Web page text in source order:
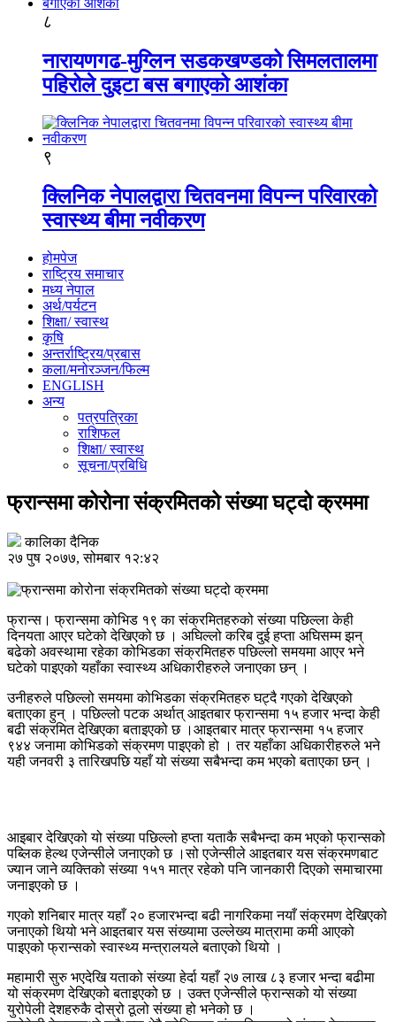
८
नारायणगढ-मुग्लिन सडकखण्डको सिमलतालमा
पहिरोले दुइटा बस बगाएको आशंका
९
क्लिनिक नेपालद्वारा चितवनमा विपन्न परिवारको
स्वास्थ्य बीमा नवीकरण
होमपेज
राष्ट्रिय समाचार
मध्य नेपाल
अर्थ/पर्यटन
शिक्षा/ स्वास्थ
कृषि
अन्तर्राष्ट्रिय/प्रबास
कला/मनोरञ्जन/फिल्म
ENGLISH
अन्य
पत्रपत्रिका
राशिफल
शिक्षा/ स्वास्थ
सूचना/प्रबिधि
फ्रान्समा कोरोना संक्रमितको संख्या घट्दो क्रममा
कालिका दैनिक
२७ पुष २०७७, सोमबार १२:४२
फ्रान्स। फ्रान्समा कोभिड १९ का संक्रमितहरुको संख्या पछिल्ला केही
दिनयता आएर घटेको देखिएको छ । अघिल्लो करिब दुई हप्ता अघिसम्म झन्
बढेको अवस्थामा रहेका कोभिडका संक्रमितहरु पछिल्लो समयमा आएर भने
घटेको पाइएको यहाँका स्वास्थ्य अधिकारीहरुले जनाएका छन् ।
उनीहरुले पछिल्लो समयमा कोभिडका संक्रमितहरु घट्दै गएको देखिएको
बताएका हुन् । पछिल्लो पटक अर्थात् आइतबार फ्रान्समा १५ हजार भन्दा केही
बढी संक्रमित देखिएका बताइएको छ ।आइतबार मात्र फ्रान्समा १५ हजार
९४४ जनामा कोभिडको संक्रमण पाइएको हो । तर यहाँका अधिकारीहरुले भने
यही जनवरी ३ तारिखपछि यहाँ यो संख्या सबैभन्दा कम भएको बताएका छन् ।
आइबार देखिएको यो संख्या पछिल्लो हप्ता यताकै सबैभन्दा कम भएको फ्रान्सको
पब्लिक हेल्थ एजेन्सीले जनाएको छ ।सो एजेन्सीले आइतबार यस संक्रमणबाट
ज्यान जाने व्यक्तिको संख्या १५१ मात्र रहेको पनि जानकारी दिएको समाचारमा
जनाइएको छ ।
गएको शनिबार मात्र यहाँ २० हजारभन्दा बढी नागरिकमा नयाँ संक्रमण देखिएको
जनाएको थियो भने आइतबार यस संख्यामा उल्लेख्य मात्रामा कमी आएको
पाइएको फ्रान्सको स्वास्थ्य मन्त्रालयले बताएको थियो ।
महामारी सुरु भएदेखि यताको संख्या हेर्दा यहाँ २७ लाख ८३ हजार भन्दा बढीमा
यो संक्रमण देखिएको बताइएको छ । उक्त एजेन्सीले फ्रान्सको यो संख्या
युरोपेली देशहरुकै दोस्रो ठूलो संख्या हो भनेको छ ।